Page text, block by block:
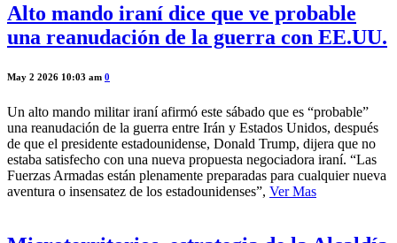
Alto mando iraní dice que ve probable
una reanudación de la guerra con EE.UU.
May 2 2026 10:03 am 0
Un alto mando militar iraní afirmó este sábado que es “probable”
una reanudación de la guerra entre Irán y Estados Unidos, después
de que el presidente estadounidense, Donald Trump, dijera que no
estaba satisfecho con una nueva propuesta negociadora iraní. “Las
Fuerzas Armadas están plenamente preparadas para cualquier nueva
aventura o insensatez de los estadounidenses”, Ver Mas